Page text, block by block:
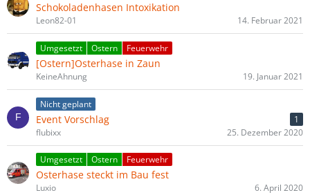
Schokoladenhasen Intoxikation
Leon82-01 14. Februar 2021
Umgesetzt Ostern Feuerwehr
[Ostern]Osterhase in Zaun
KeineAhnung 19. Januar 2021
Nicht geplant
Event Vorschlag
1
flubixx
25. Dezember 2020
Umgesetzt Ostern Feuerwehr
Osterhase steckt im Bau fest
Luxio 6. April 2020